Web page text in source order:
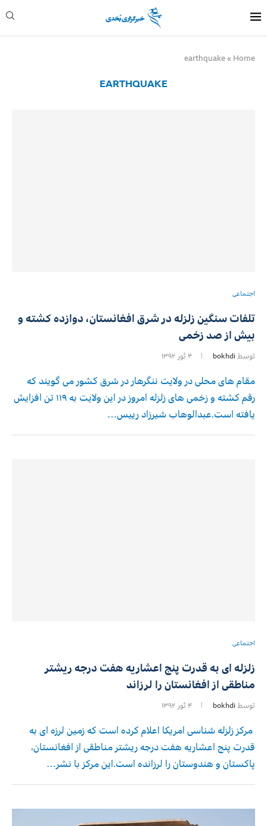
Home
»
earthquake
EARTHQUAKE
اجتماعی
تلفات سنگین زلزله در شرق افغانستان، دوازده کشته و
بیش از صد زخمی
توسط bokhdi ۴ ثور ۱۳۹۲
مقام های محلی در ولایت ننگرهار در شرق کشور می گویند که
رقم کشته و زخمی های زلزله امروز در این ولایت به ۱۱۹ تن افزایش
یافته است.عبدالوهاب شیرزاد رییس…
اجتماعی
زلزله ای به قدرت پنج اعشاریه هفت درجه ریشتر
مناطقی از افغانستان را لرزاند
توسط bokhdi ۴ ثور ۱۳۹۲
مرکز زلزله شناسی امریکا اعلام کرده است که زمین لرزه ای به
قدرت پنج اعشاریه هفت درجه ریشتر مناطقی از افغانستان،
پاکستان و هندوستان را لرزانده است.این مرکز با نشر…